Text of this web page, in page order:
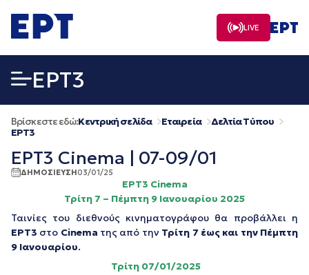
σε
περιεχόμενο
LIVE
EΡΤ3
Βρίσκεστε εδώ:Κεντρική σελίδα Εταιρεία
Δελτία Τύπου
EΡΤ3
ΕΡΤ3 Cinema | 07-09/01
ΔΗΜΟΣΙΕΥΣΗ03/01/25
ΕΡΤ3 Cinema
Τρίτη 7 – Πέμπτη 9 Ιανουαρίου 2025
Ταινίες του διεθνούς κινηματογράφου θα προβάλλει η
ΕΡΤ3 στο Cinema της από την Τρίτη 7 έως και την Πέμπτη
9 Ιανουαρίου.
Τρίτη 07/01/2025